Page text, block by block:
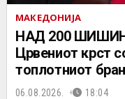
МАКЕДОНИЈА
НАД 200
Црвениот крст
топлотниот
06.08.2026. 18:04